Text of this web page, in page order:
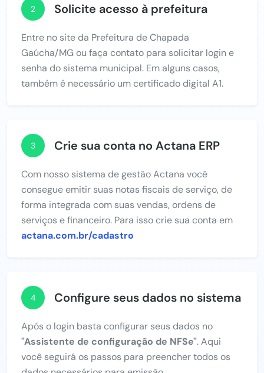
2 Solicite acesso à prefeitura
Entre no site da Prefeitura de Chapada
Gaúcha/MG ou faça contato para solicitar login e
senha do sistema municipal. Em alguns casos,
também é necessário um certificado digital A1.
3 Crie sua conta no Actana ERP
Com nosso sistema de gestão Actana você
consegue emitir suas notas fiscais de serviço, de
forma integrada com suas vendas, ordens de
serviços e financeiro. Para isso crie sua conta em
actana.com.br/cadastro
4 Configure seus dados no sistema
Após o login basta configurar seus dados no
"Assistente de configuração de NFSe". Aqui
você seguirá os passos para preencher todos os